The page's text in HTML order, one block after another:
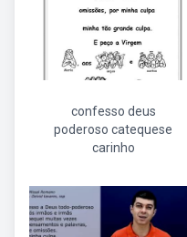
confesso deus
poderoso catequese
carinho